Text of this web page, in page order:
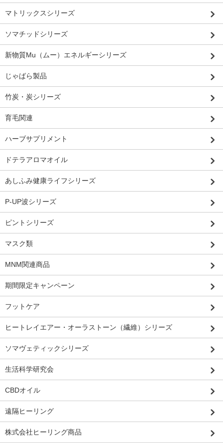
マトリックスシリーズ
ソマチッドシリーズ
新物質Mu（ムー）エネルギーシリーズ
じゃばら製品
竹炭・炭シリーズ
育毛関連
ハーブサプリメント
ドテラアロマオイル
あしふみ健康ライフシリーズ
P-UP波シリーズ
ピントシリーズ
マスク類
MNM関連商品
期間限定キャンペーン
フットケア
ヒートレイエアー・オーラストーン（繊維）シリーズ
ソマヴェティックシリーズ
生活科学研究会
CBDオイル
遠隔ヒーリング
株式会社ヒーリング商品